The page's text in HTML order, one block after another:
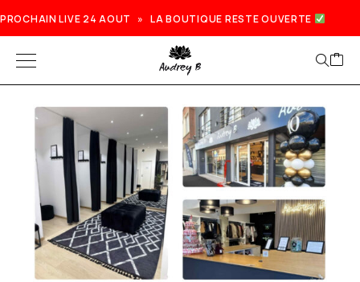
PROCHAIN LIVE 24 AOUT » LA BOUTIQUE RESTE OUVERTE